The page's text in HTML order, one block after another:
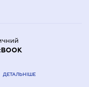
ДЕТАЛЬНІШЕ